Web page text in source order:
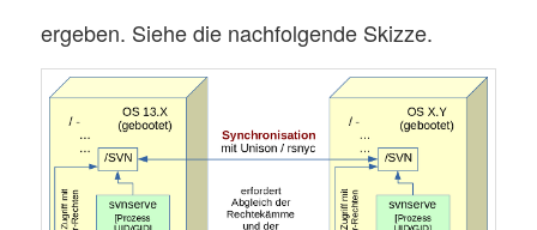
ergeben. Siehe die nachfolgende Skizze.